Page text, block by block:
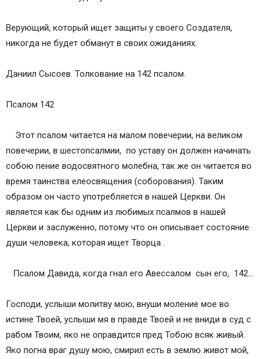
Верующий, который ищет защиты у своего Создателя,
никогда не будет обманут в своих ожиданиях.
Даниил Сысоев. Толкование на 142 псалом.
Псалом 142
Этот псалом читается на малом повечерии, на великом
повечерии, в шестопсалмии, по уставу он должен начинать
собою пение водосвятного молебна, так же он читается во
время таинства елеосвящения (соборования). Таким
образом он часто употребляется в нашей Церкви. Он
является как бы одним из любимых псалмов в нашей
Церкви и заслуженно, потому что он описывает состояние
души человека, которая ищет Творца .
Псалом Давида, когда гнал его Авессалом сын его, 142…
Господи, услыши молитву мою, внуши моление мое во
истине Твоей, услыши мя в правде Твоей и не вниди в суд с
рабом Твоим, яко не оправдится пред Тобою всяк живый.
Яко погна враг душу мою, смирил есть в землю живот мой,